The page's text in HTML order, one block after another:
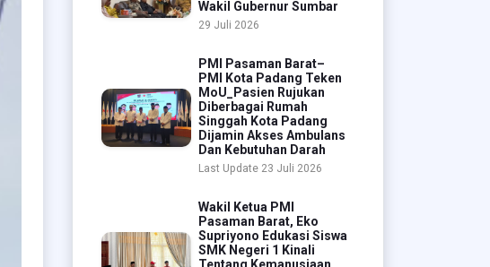
Wakil Gubernur Sumbar
29 Juli 2026
PMI Pasaman Barat–
PMI Kota Padang Teken
MoU_Pasien Rujukan
Diberbagai Rumah
Singgah Kota Padang
Dijamin Akses Ambulans
Dan Kebutuhan Darah
Last Update 23 Juli 2026
Wakil Ketua PMI
Pasaman Barat, Eko
Supriyono Edukasi Siswa
SMK Negeri 1 Kinali